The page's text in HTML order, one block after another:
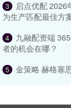
3
启点优配 2026
为生产匹配最佳方
4
九融配资端
者的机会在哪？
5 金策略 赫格塞